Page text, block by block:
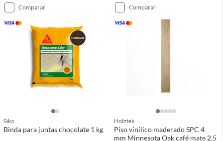
comparar
Sika
Binda para juntas chocolate 1 kg
comparar
Holztek
Piso vinílico maderado SPC 4
mm Minnesota Oak café mate 2.5